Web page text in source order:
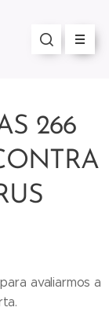
266
avaliarmos a